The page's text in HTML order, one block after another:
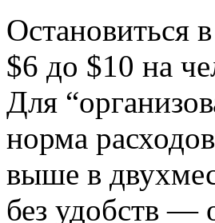
Остановиться
$6 до $10 на
Для
норма
выше в
без удобств —